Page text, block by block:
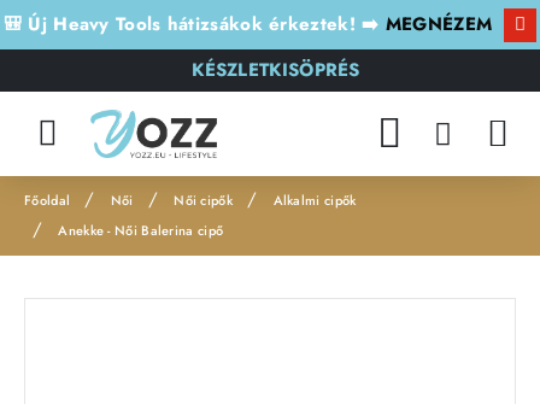
🎒 Új Heavy Tools hátizsákok érkeztek! ➡️ MEGNÉZEM
KÉSZLETKISÖPRÉS
o
Női Női cipők
Alkalmi cipők
Anekke - Női Balerina cipő